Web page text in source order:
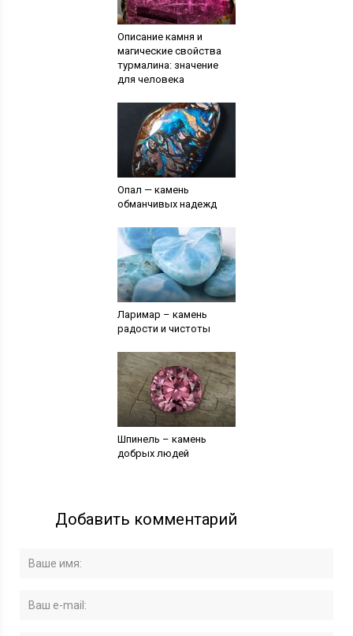
Описание камня и
магические свойства
турмалина: значение
для человека
Опал — камень
обманчивых надежд
Ларимар – камень
радости и чистоты
Шпинель – камень
добрых людей
Добавить комментарий